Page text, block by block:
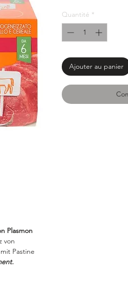
Plasmon
von
Pastine
Quantité *
Ajouter au panier